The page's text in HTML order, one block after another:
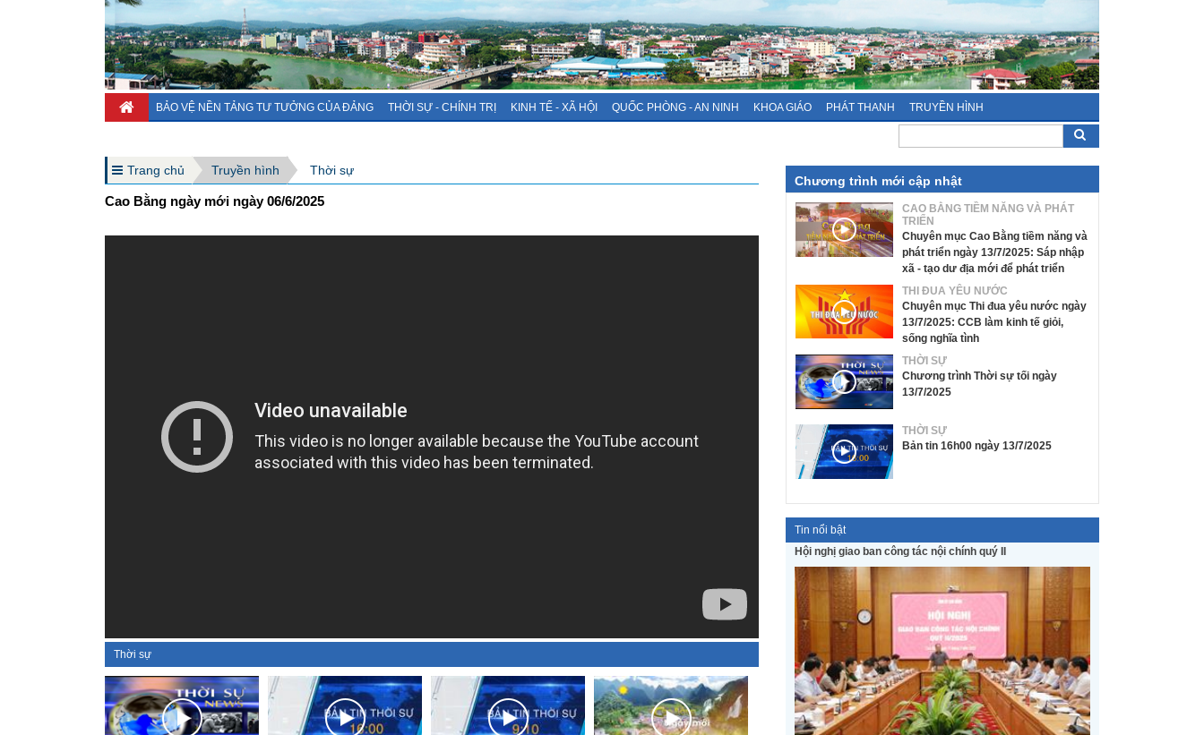
BẢO VỆ NỀN TẢNG TƯ TƯỞNG CỦA ĐẢNG THỜI SỰ - CHÍNH TRỊ KINH TẾ - XÃ HỘI QUỐC PHÒNG - AN NINH KHOA GIÁO PHÁT THANH TRUYỀN HÌNH
Trang chủ Truyền hình Thời sự
Cao Bằng ngày mới ngày 06/6/2025
Thời sự
Chương trình mới cập nhật
CAO BẰNG TIỀM NĂNG VÀ PHÁT
TRIỂN
Chuyên mục Cao Bằng tiềm năng và
phát triển ngày 13/7/2025: Sáp nhập
xã - tạo dư địa mới để phát triển
THI ĐUA YÊU NƯỚC
Chuyên mục Thi đua yêu nước ngày
13/7/2025: CCB làm kinh tế giỏi,
sống nghĩa tình
THỜI SỰ
Chương trình Thời sự tối ngày
13/7/2025
THỜI SỰ
Bản tin 16h00 ngày 13/7/2025
Tin nổi bật
Hội nghị giao ban công tác nội chính quý II